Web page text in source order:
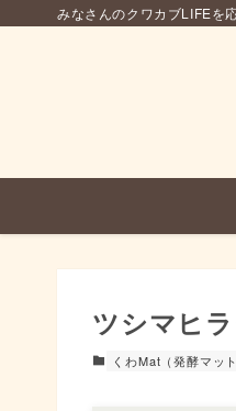
みなさんのクワカブLIFEを
ツシマヒ
くわMat（発酵マット